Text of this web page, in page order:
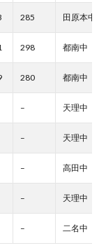
285 田原本中
298 都南中
280 都南中
– 天理中
– 天理中
– 高田中
– 天理中
– 二名中